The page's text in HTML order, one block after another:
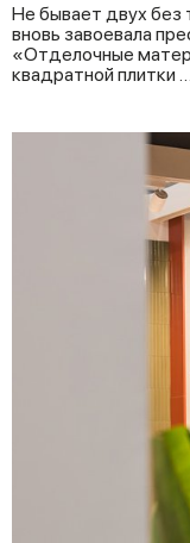
Не бывает двух без
вновь завоевала
«Отделочные
квадратной плитки …